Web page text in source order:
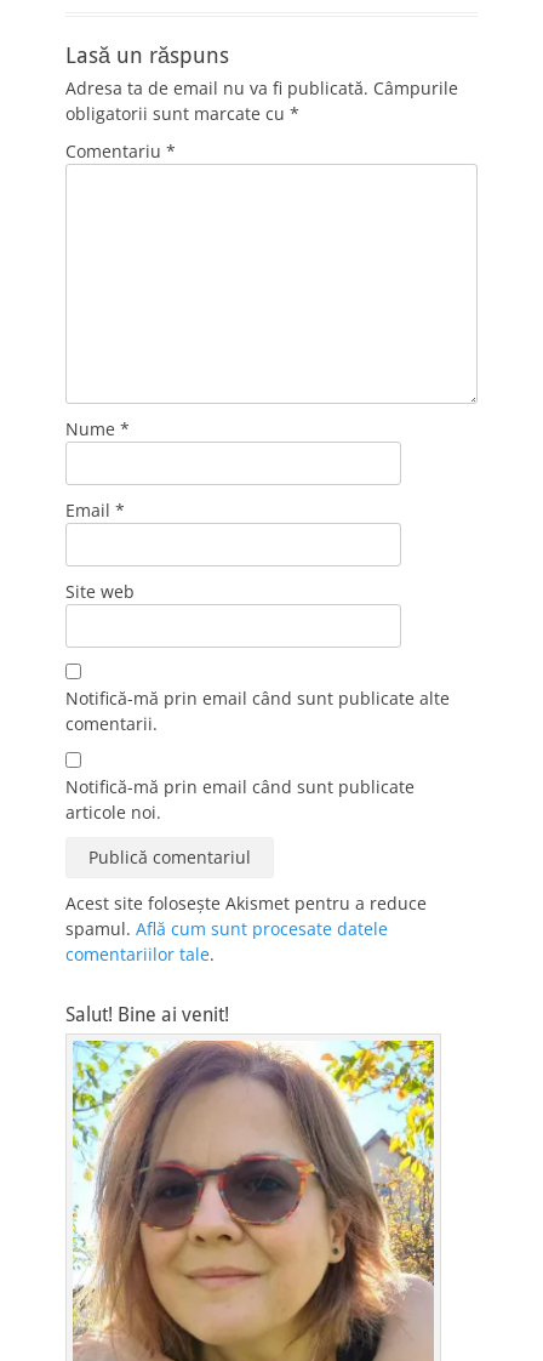
Lasă un răspuns
Adresa ta de email nu va fi publicată. Câmpurile
obligatorii sunt marcate cu *
Comentariu *
Nume *
Email *
Site web
Notifică-mă prin email când sunt publicate alte
comentarii.
Notifică-mă prin email când sunt publicate
articole noi.
Acest site folosește Akismet pentru a reduce
spamul. Află cum sunt procesate datele
comentariilor tale.
Salut! Bine ai venit!